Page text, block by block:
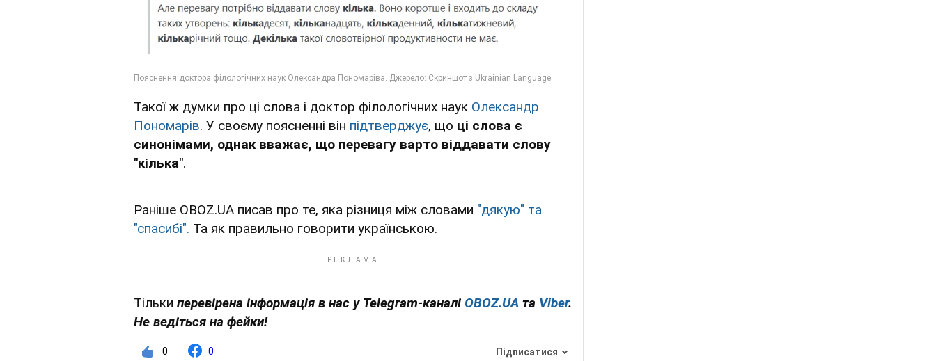
Такої ж думки про ці слова і доктор філологічних наук Олександр
Пономарів. У своєму поясненні він підтверджує, що ці слова є
синонімами, однак вважає, що перевагу варто віддавати слову
"кілька".
Раніше OBOZ.UA писав про те, яка різниця між словами "дякую" та
"спасибі". Та як правильно говорити українською.
Тільки перевірена інформація в нас у Telegram-каналі OBOZ.UA та Viber.
Не ведіться на фейки!
0 0 Підписатися